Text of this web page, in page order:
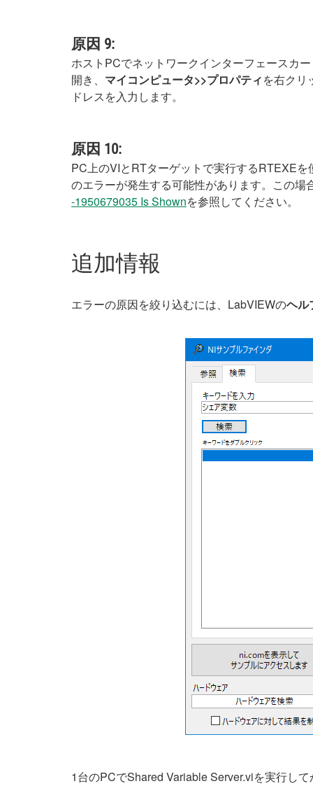
原因 9:
ホストPCでネットワークインターフェースカ
開き、 マイコンピュータ>>プロパティを右クリ
ドレスを入力します。
原因 10:
PC上のVIとRTターゲットで実行するRTEXE
のエラーが発生する可能性があります。この場
-1950679035 Is Shownを参照してください。
追加情報
エラーの原因を絞り込むには、LabVIEWのヘル
1台のPCでShared Variable Server.viを実行し